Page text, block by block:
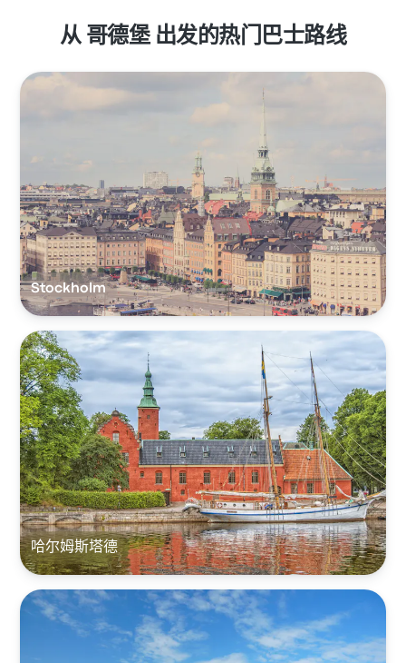
从 哥德堡 出发的热门巴士路线
Stockholm
哈尔姆斯塔德